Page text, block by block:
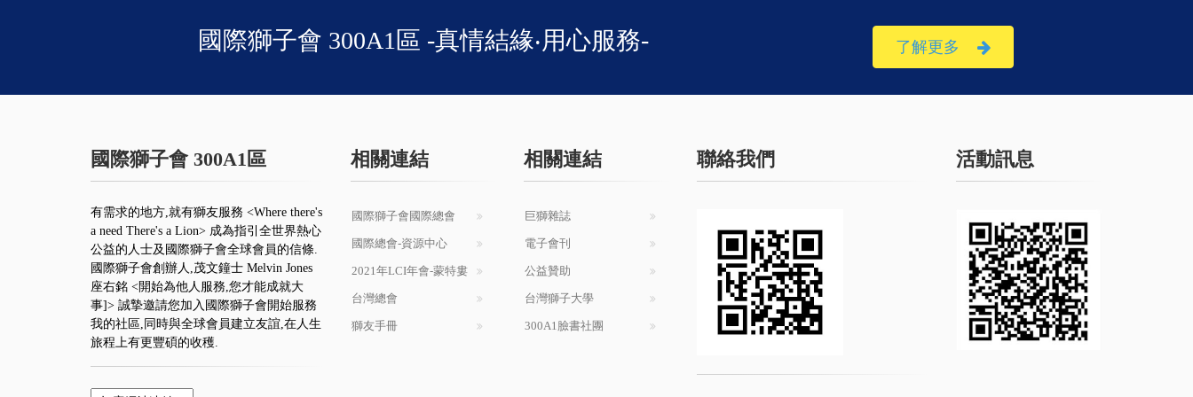
國際獅子會 300A1區 -真情結緣‧用心服務- 了解更多
國際獅子會 300A1區
有需求的地方,就有獅友服務 <Where there's
a need There's a Lion> 成為指引全世界熱心
公益的人士及國際獅子會全球會員的信條.
國際獅子會創辦人,茂文鐘士 Melvin Jones
座右銘 <開始為他人服務,您才能成就大
事]> 誠摯邀請您加入國際獅子會開始服務
我的社區,同時與全球會員建立友誼,在人生
旅程上有更豐碩的收穫.
相關連結
國際獅子會國際總會
國際總會-資源中心
2021年LCI年會-蒙特婁
台灣總會
獅友手冊
相關連結
巨獅雜誌
電子會刊
公益贊助
台灣獅子大學
300A1臉書社團
聯絡我們 活動訊息